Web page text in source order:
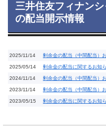
三井住友フィナンシ
の配当開示情報
2025/11/14 剰余金の配当（中間配当）
2025/05/14 剰余金の配当に関するお知
2024/11/14 剰余金の配当（中間配当）
2023/11/14 剰余金の配当（中間配当）
2023/05/15 剰余金の配当に関するお知